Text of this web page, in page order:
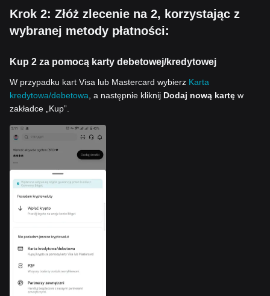
Krok 2: Złóż zlecenie na 2, korzystając z
wybranej metody płatności:
Kup 2 za pomocą karty debetowej/kredytowej
W przypadku kart Visa lub Mastercard wybierz Karta
kredytowa/debetowa , a następnie kliknij Dodaj nową kartę w
zakładce „Kup”.